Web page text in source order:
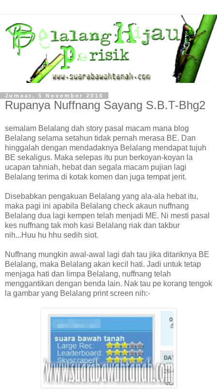
Jumaat, 5 November 2010
Rupanya Nuffnang Sayang S.B.T-Bhg2
semalam Belalang dah story pasal macam mana blog
Belalang selama setahun tidak pernah merasa BE. Dan
hinggalah dengan mendadaknya Belalang mendapat tujuh
BE sekaligus. Maka selepas itu pun berkoyan-koyan la
ucapan tahniah, hebat dan segala macam pujian lagi
Belalang terima di kotak komen dan juga tempat jerit.
Disebabkan pengakuan Belalang yang ala-ala hebat itu,
maka pagi ini apabila Belalang check akaun nuffnang
Belalang dua lagi kempen telah menjadi ME. Ni mesti pasal
kes nuffnang tak moh kasi Belalang riak dan takbur
nih...Huu hu hhu sedih siot.
Nuffnang mungkin awal-awal lagi dah tau jika ditariknya BE
Belalang, maka Belalang akan kecil hati. Jadi untuk tetap
menjaga hati dan limpa Belalang, nuffnang telah
menggantikan dengan benda lain. Nak tau pe korang tengok
la gambar yang Belalang print screen nih:-